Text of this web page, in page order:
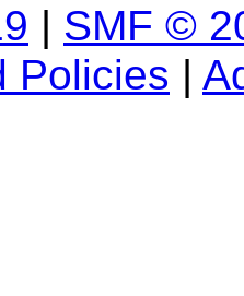
| SMF ©
Policies |